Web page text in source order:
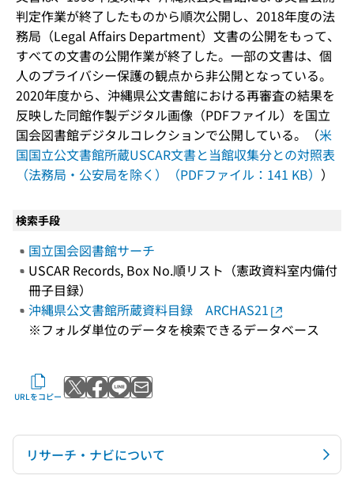
判定作業が終了したものから順次公開し、2018年度の法
務局（Legal Affairs Department）文書の公開をもって、
すべての文書の公開作業が終了した。一部の文書は、個
人のプライバシー保護の観点から非公開となっている。
2020年度から、沖縄県公文書館における再審査の結果を
反映した同館作製デジタル画像（PDFファイル）を国立
国会図書館デジタルコレクションで公開している。（米
国国立公文書館所蔵USCAR文書と当館収集分との対照表
（法務局・公安局を除く）（PDFファイル：141 KB） ）
検索手段
国立国会図書館サーチ
USCAR Records, Box No.順リスト（憲政資料室内備付
冊子目録）
沖縄県公文書館所蔵資料目録 ARCHAS21
※フォルダ単位のデータを検索できるデータベース
URLをコピー Xでポストする
Facebookでシェアする
LINEで送る
メールで送る
リサーチ・ナビについて